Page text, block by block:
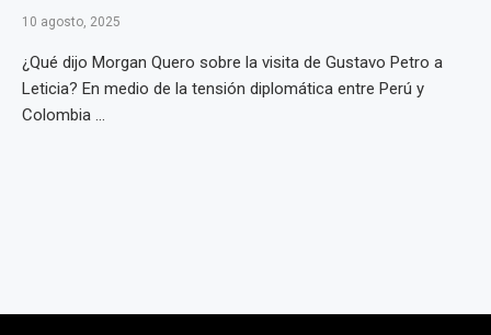
10 agosto, 2025
¿Qué dijo Morgan Quero sobre la visita de Gustavo Petro a
Leticia? En medio de la tensión diplomática entre Perú y
Colombia ...